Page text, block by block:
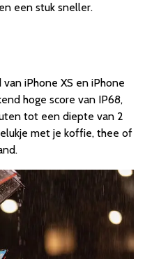
een stuk sneller.
iPhone XS en iPhone
hoge score van IP68,
tot een diepte van 2
met je koffie, thee of